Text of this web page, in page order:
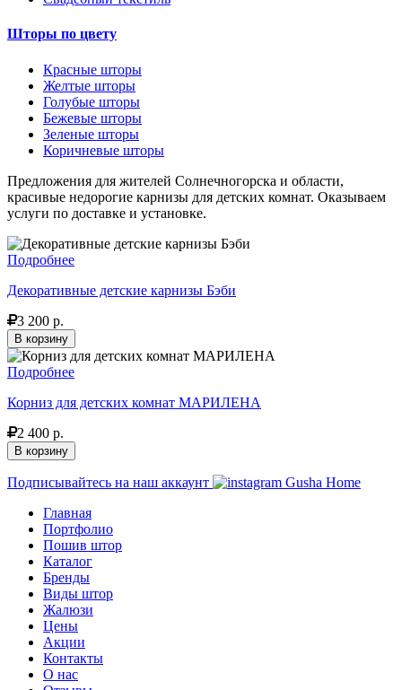
Шторы по цвету
Красные шторы
Желтые шторы
Голубые шторы
Бежевые шторы
Зеленые шторы
Коричневые шторы
Предложения для жителей Солнечногорска и области,
красивые недорогие карнизы для детских комнат. Оказываем
услуги по доставке и установке.
Подробнее
Декоративные детские карнизы Бэби
3 200 р.
В корзину
Подробнее
Корниз для детских комнат МАРИЛЕНА
2 400 р.
В корзину
Подписывайтесь на наш аккаунт
Gusha Home
Главная
Портфолио
Пошив штор
Каталог
Бренды
Виды штор
Жалюзи
Цены
Акции
Контакты
О нас